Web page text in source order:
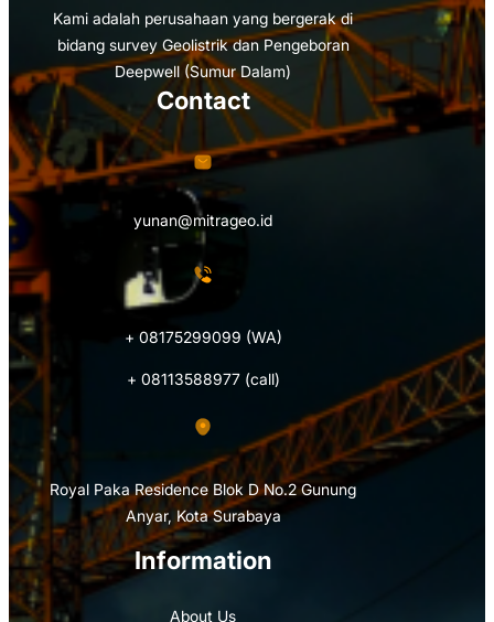
Kami adalah perusahaan yang bergerak di
bidang survey Geolistrik dan Pengeboran
Deepwell (Sumur Dalam)
Information
About Us
Contact
yunan@mitrageo.id
+ 08175299099 (WA)
+ 08113588977 (call)
Royal Paka Residence Blok D No.2 Gunung
Anyar, Kota Surabaya